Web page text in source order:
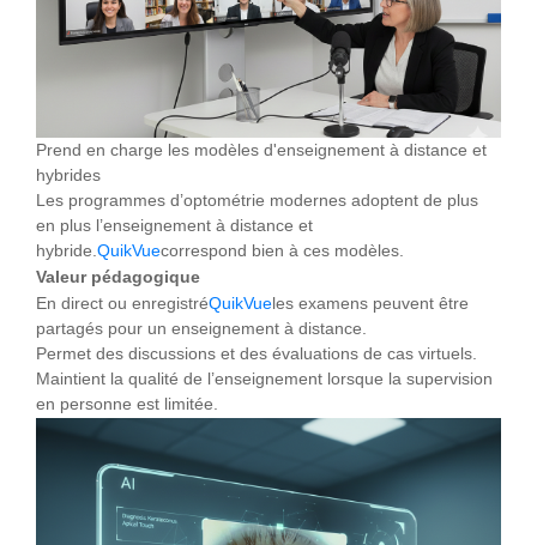
Prend en charge les modèles d'enseignement à distance et
hybrides
Les programmes d’optométrie modernes adoptent de plus
en plus l’enseignement à distance et
hybride. QuikVuecorrespond bien à ces modèles.
Valeur pédagogique
En direct ou enregistréQuikVueles examens peuvent être
partagés pour un enseignement à distance.
Permet des discussions et des évaluations de cas virtuels.
Maintient la qualité de l’enseignement lorsque la supervision
en personne est limitée.